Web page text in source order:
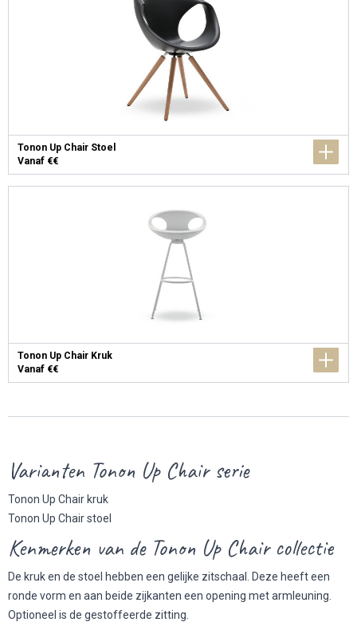
Tonon Up Chair Stoel
Vanaf €€
Tonon Up Chair Kruk
Vanaf €€
Varianten Tonon Up Chair serie
Tonon Up Chair kruk
Tonon Up Chair stoel
Kenmerken van de Tonon Up Chair collectie
De kruk en de stoel hebben een gelijke zitschaal. Deze heeft een
ronde vorm en aan beide zijkanten een opening met armleuning.
Optioneel is de gestoffeerde zitting.